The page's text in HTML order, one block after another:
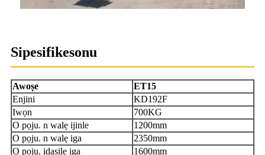
Sipesifikesonu
Awoṣe
ET15
Enjini
KD192F
Iwọn
700KG
O pọju. n walẹ ijinle
1200mm
O pọju. n walẹ iga
2350mm
O pọju. idasile iga
1600mm